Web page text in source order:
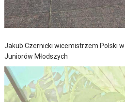
Jakub Czernicki wicemistrzem Polski
Juniorów Młodszych